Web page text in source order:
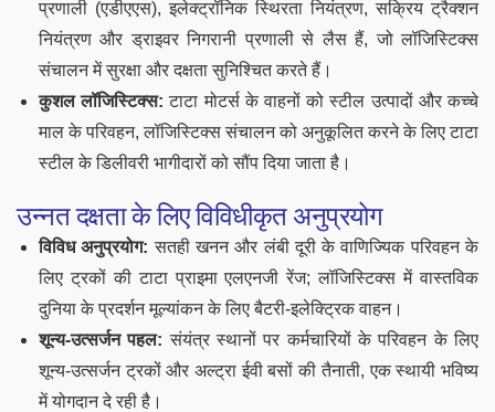
प्रणाली (एडीएएस), इलेक्ट्रॉनिक स्थिरता नियंत्रण, सक्रिय ट्रैक्शन
नियंत्रण और ड्राइवर निगरानी प्रणाली से लैस हैं, जो लॉजिस्टिक्स
संचालन में सुरक्षा और दक्षता सुनिश्चित करते हैं।
कुशल लॉजिस्टिक्स: टाटा मोटर्स के वाहनों को स्टील उत्पादों और कच्चे
माल के परिवहन, लॉजिस्टिक्स संचालन को अनुकूलित करने के लिए टाटा
स्टील के डिलीवरी भागीदारों को सौंप दिया जाता है।
उन्नत दक्षता के लिए विविधीकृत अनुप्रयोग
विविध अनुप्रयोग: सतही खनन और लंबी दूरी के वाणिज्यिक परिवहन के
लिए ट्रकों की टाटा प्राइमा एलएनजी रेंज; लॉजिस्टिक्स में वास्तविक
दुनिया के प्रदर्शन मूल्यांकन के लिए बैटरी-इलेक्ट्रिक वाहन।
शून्य-उत्सर्जन पहल: संयंत्र स्थानों पर कर्मचारियों के परिवहन के लिए
शून्य-उत्सर्जन ट्रकों और अल्ट्रा ईवी बसों की तैनाती, एक स्थायी भविष्य
में योगदान दे रही है।